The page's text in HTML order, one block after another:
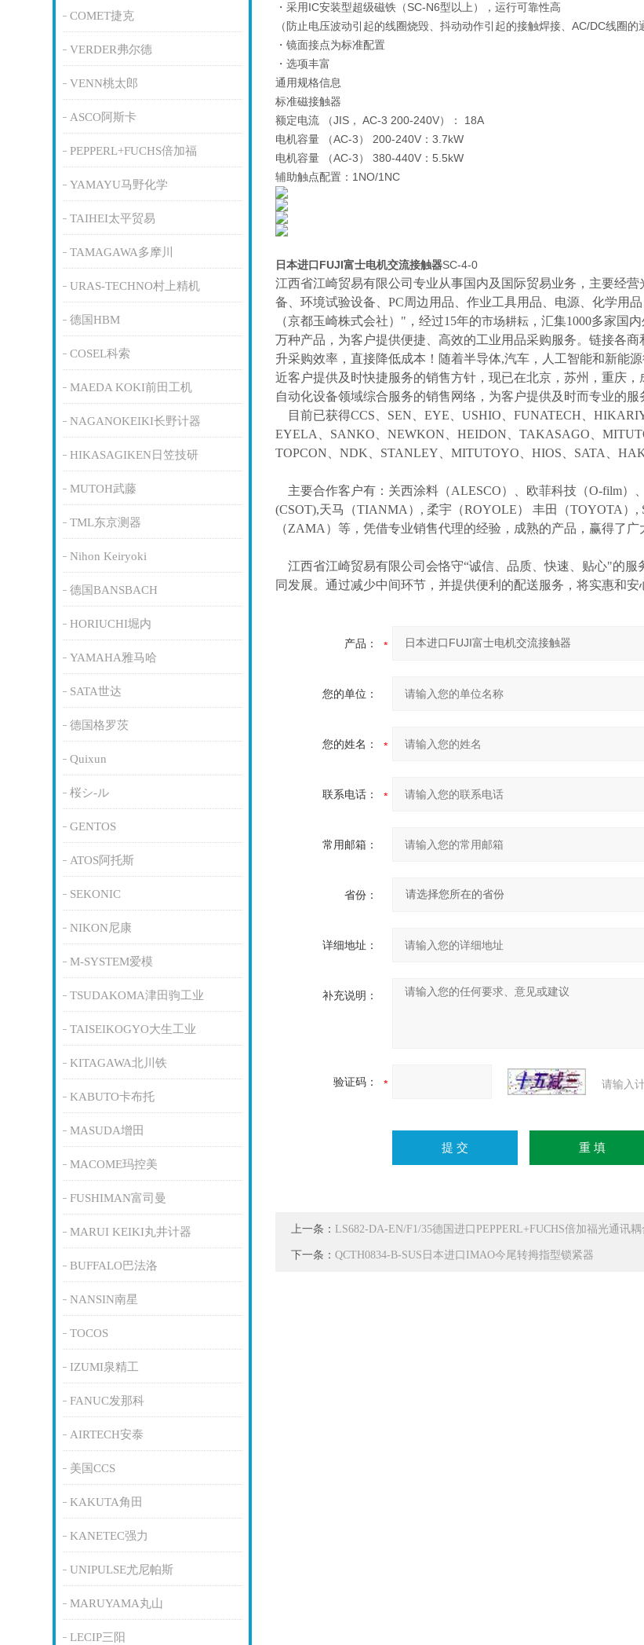
COMET捷克
VERDER弗尔德
VENN桃太郎
ASCO阿斯卡
PEPPERL+FUCHS倍加福
YAMAYU马野化学
TAIHEI太平贸易
TAMAGAWA多摩川
URAS-TECHNO村上精机
德国HBM
COSEL科索
MAEDA KOKI前田工机
NAGANOKEIKI长野计器
HIKASAGIKEN日笠技研
MUTOH武藤
TML东京测器
Nihon Keiryoki
德国BANSBACH
HORIUCHI堀内
YAMAHA雅马哈
SATA世达
德国格罗茨
Quixun
桜シ-ル
GENTOS
ATOS阿托斯
SEKONIC
NIKON尼康
M-SYSTEM爱模
TSUDAKOMA津田驹工业
TAISEIKOGYO大生工业
KITAGAWA北川铁
KABUTO卡布托
MASUDA增田
MACOME玛控美
FUSHIMAN富司曼
MARUI KEIKI丸井计器
BUFFALO巴法洛
NANSIN南星
TOCOS
IZUMI泉精工
FANUC发那科
AIRTECH安泰
美国CCS
KAKUTA角田
KANETEC强力
UNIPULSE尤尼帕斯
MARUYAMA丸山
LECIP三阳
・采用IC安装型超级磁铁（SC-N6型以上），运行可靠性高
（防止电压波动引起的线圈烧毁、抖动动作引起的接触焊接、AC/DC线圈的
・镜面接点为标准配置
・选项丰富
通用规格信息
标准磁接触器
额定电流 （JIS， AC-3 200-240V）： 18A
电机容量 （AC-3） 200-240V：3.7kW
电机容量 （AC-3） 380-440V：5.5kW
辅助触点配置：1NO/1NC
日本进口FUJI富士电机交流接触器SC-4-0
江西省江崎贸易有限公司专业从事国内及国际贸易业务，主要经
备、环境试验设备、PC周边用品、作业工具用品、电源、化学用
（京都玉崎株式会社）"，经过15年的市场耕耘 ，汇集1000多家国
万种产品，为客户提供便捷、高效的工业用品采购服务。链接各商
升采购效率，直接降低成本！随着半导体,汽车，人工智能和新能
近客户提供及时快捷服务的销售方针，现已在北京，苏州，重庆
自动化设备领域综合服务的销售网络，为客户提供及时而专业的服
目前已获得CCS、SEN、EYE、USHIO、FUNATECH、
EYELA、SANKO、NEWKON、HEIDON、TAKASAGO、
TOPCON、NDK、STANLEY、MITUTOYO、HIOS、SATA、
主要合作客户有：关西涂料（ALESCO）、欧菲科技（O-film）
(CSOT),天马（TIANMA）, 柔宇（ROYOLE） 丰田（TOYOTA）,
（ZAMA）等，凭借专业销售代理的经验，成熟的产品，赢得了
江西省江崎贸易有限公司会恪守“诚信、品质、快速、贴心"的
同发展。通过减少中间环节，并提供便利的配送服务，将实惠和安
产品：
您的单位：
您的姓名：
联系电话：
常用邮箱：
省份：
详细地址：
补充说明：
验证码： 请输入
上一条： LS682-DA-EN/F1/35德国进口PEPPERL+FUCHS倍加福光通讯耦
下一条：QCTH0834-B-SUS日本进口IMAO今尾转拇指型锁紧器